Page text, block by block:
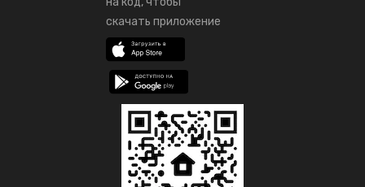
скачать приложение